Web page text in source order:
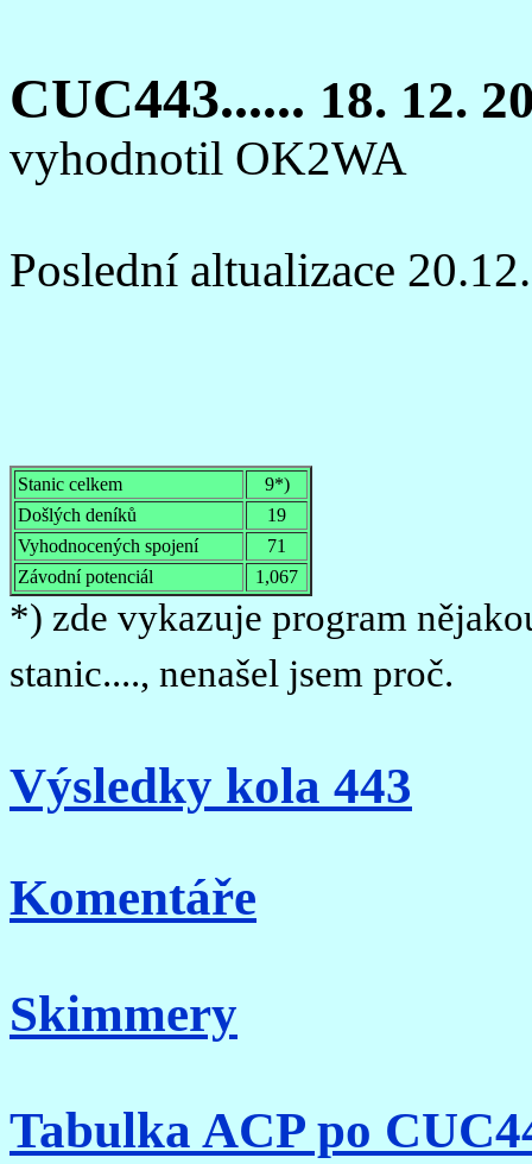
CUC443...... 18. 12.
vyhodnotil OK2WA
Poslední altualizace
Stanic celkem
9*)
Došlých deníků
19
Vyhodnocených spojení
71
Závodní potenciál
1,067
*) zde vykazuje program
stanic...., nenašel jsem proč.
Výsledky kola 443
Komentáře
Skimmery
Tabulka ACP po